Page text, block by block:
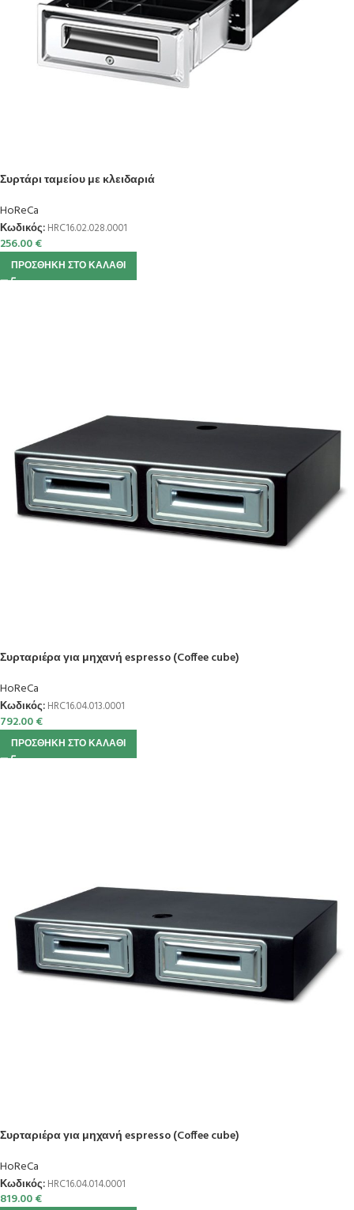
Συρτάρι ταμείου με κλειδαριά
HoReCa
Κωδικός: HRC16.02.028.0001
256.00€
ΠΡΟΣΘΉΚΗ ΣΤΟ ΚΑΛΆΘΙ
Συρταριέρα για μηχανή espresso (Coffee cube)
HoReCa
Κωδικός: HRC16.04.013.0001
792.00€
ΠΡΟΣΘΉΚΗ ΣΤΟ ΚΑΛΆΘΙ
Συρταριέρα για μηχανή espresso (Coffee cube)
HoReCa
Κωδικός: HRC16.04.014.0001
819.00€